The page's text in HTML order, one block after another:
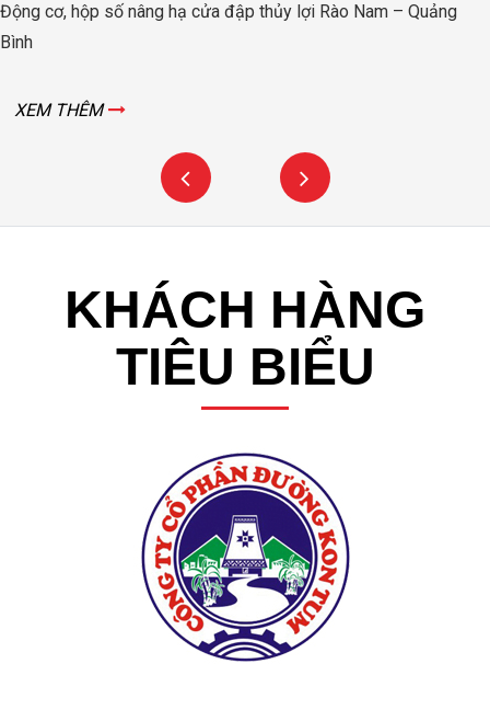
Động cơ, hộp số nâng hạ cửa đập thủy lợi Rào Nam – Quảng
Bình
XEM THÊM
KHÁCH HÀNG
TIÊU BIỂU